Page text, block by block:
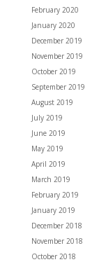
February 2020
January 2020
December 2019
November 2019
October 2019
September 2019
August 2019
July 2019
June 2019
May 2019
April 2019
March 2019
February 2019
January 2019
December 2018
November 2018
October 2018